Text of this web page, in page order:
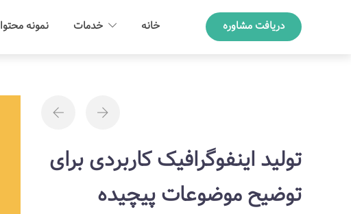
خانه خدمات نمونه محتوا دریافت مشاوره
تولید اینفوگرافیک کاربردی برای
توضیح موضوعات پیچیده